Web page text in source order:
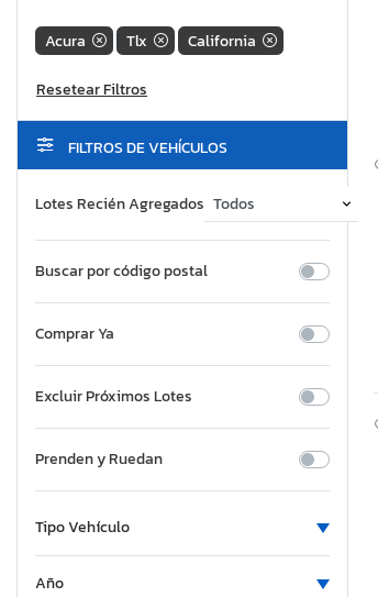
Acura Tlx California
FILTROS DE VEHÍCULOS
Lotes Recién Agregados
Buscar por código postal
Comprar Ya
Excluir Próximos Lotes
Prenden y Ruedan
Tipo Vehículo
Año